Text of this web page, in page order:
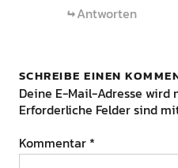
Antworten
SCHREIBE EINEN
Deine E-Mail-Adresse
Erforderliche Felder sind
Kommentar *